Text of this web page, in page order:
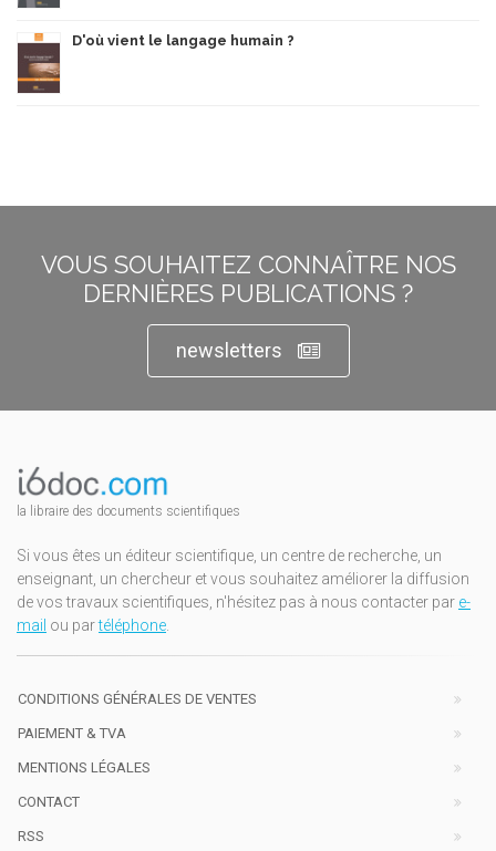
D'où vient le langage humain ?
VOUS SOUHAITEZ CONNAÎTRE NOS
DERNIÈRES PUBLICATIONS ?
newsletters
la libraire des documents scientifiques
Si vous êtes un éditeur scientifique, un centre de recherche, un
enseignant, un chercheur et vous souhaitez améliorer la diffusion
de vos travaux scientifiques, n'hésitez pas à nous contacter par e-
mail ou partéléphone
CONDITIONS GÉNÉRALES DE VENTES
PAIEMENT & TVA
MENTIONS LÉGALES
CONTACT
RSS